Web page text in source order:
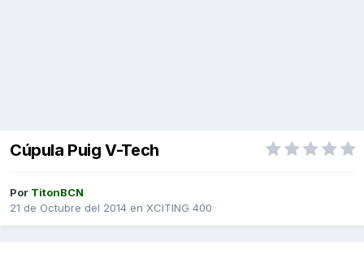
Cúpula Puig V-Tech
Por TitonBCN
21 de Octubre del 2014 en XCITING 400